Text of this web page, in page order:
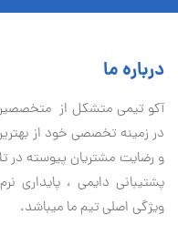
درباره ما
آكو تيمی متشکل از
در زمینه تخصصی خود از
و رضایت مشتریان پیوسته
پشتیبانی دايمی ، پایداری
ویژگی اصلی تیم ما میباشد.